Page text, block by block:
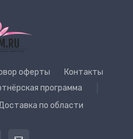
оферты
Контакты
программа
по области